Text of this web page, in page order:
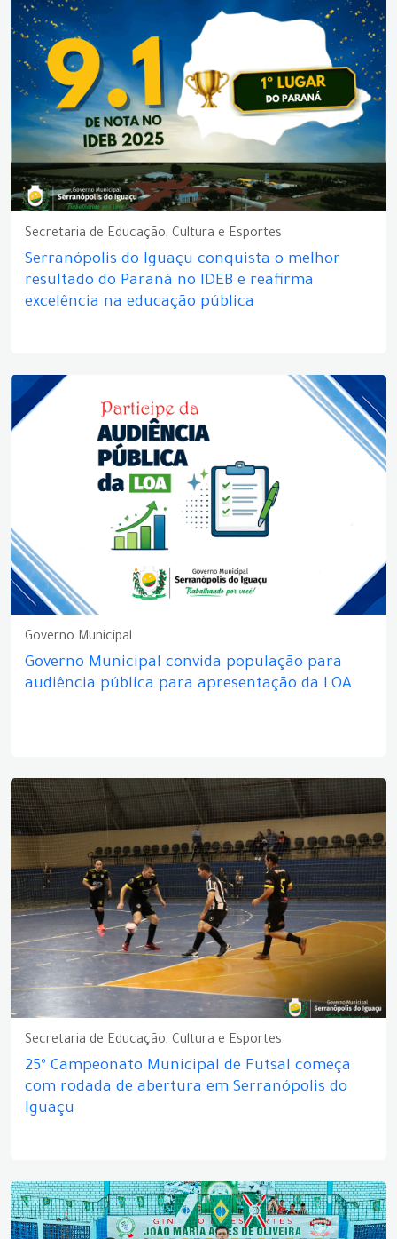
Secretaria de Educação, Cultura e Esportes
Serranópolis do Iguaçu conquista o melhor
resultado do Paraná no IDEB e reafirma
excelência na educação pública
Governo Municipal
Governo Municipal convida população para
audiência pública para apresentação da LOA
Secretaria de Educação, Cultura e Esportes
25º Campeonato Municipal de Futsal começa
com rodada de abertura em Serranópolis do
Iguaçu